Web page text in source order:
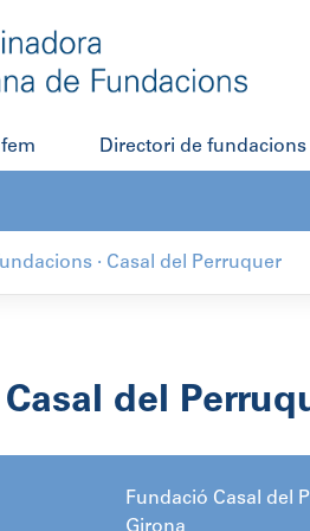
Directori de fundacions
· Casal del Perruquer
del
Fundació Casal del